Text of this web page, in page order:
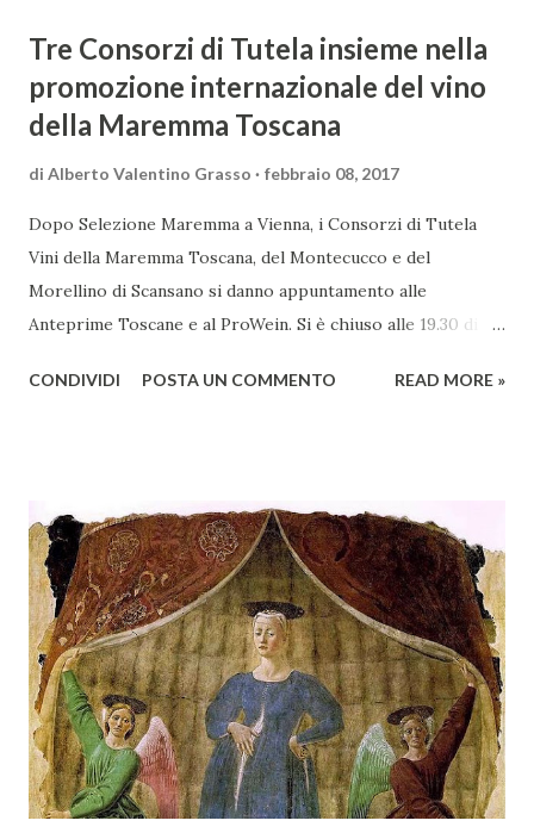
Tre Consorzi di Tutela insieme nella
promozione internazionale del vino
della Maremma Toscana
di Alberto Valentino Grasso febbraio 08, 2017
Dopo Selezione Maremma a Vienna, i Consorzi di Tutela
Vini della Maremma Toscana, del Montecucco e del
Morellino di Scansano si danno appuntamento alle
Anteprime Toscane e al ProWein. Si è chiuso alle 19.30 di
presso l’Hotel Regina di Vienna dalla società Wein & Kultur,
territorio maremmano: Consorzio Tutela Vini della
Maremma Toscana, del Montecucco e del Morellino di
Scansano. Scopo dell’iniziativa è stato quello di promuovere
le eccellenze vitivinicole della regione in Austria, un
mercato dove il potenziale di crescita è ancora molto alto,
assistendo i produttori nella creazione di contatti
commerciali con gli operatori locali. Gli organizzatori
dell’evento, Christian Bauer, austriaco ed esperto di vini e
conoscitore dei mercati di lingua tedes...
CONDIVIDI POSTA UN COMMENTO READ MORE »